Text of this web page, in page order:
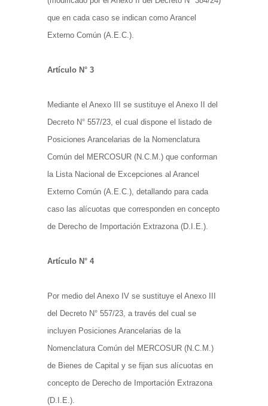
que en cada caso se indican como Arancel
Externo Común (A.E.C.).
Artículo N° 3
Mediante el Anexo III se sustituye el Anexo II del
Decreto N° 557/23, el cual dispone el listado de
Posiciones Arancelarias de la Nomenclatura
Común del MERCOSUR (N.C.M.) que conforman
la Lista Nacional de Excepciones al Arancel
Externo Común (A.E.C.), detallando para cada
caso las alícuotas que corresponden en concepto
de Derecho de Importación Extrazona (D.I.E.).
Artículo N° 4
Por medio del Anexo IV se sustituye el Anexo III
del Decreto N° 557/23, a través del cual se
incluyen Posiciones Arancelarias de la
Nomenclatura Común del MERCOSUR (N.C.M.)
de Bienes de Capital y se fijan sus alícuotas en
concepto de Derecho de Importación Extrazona
(D.I.E.).